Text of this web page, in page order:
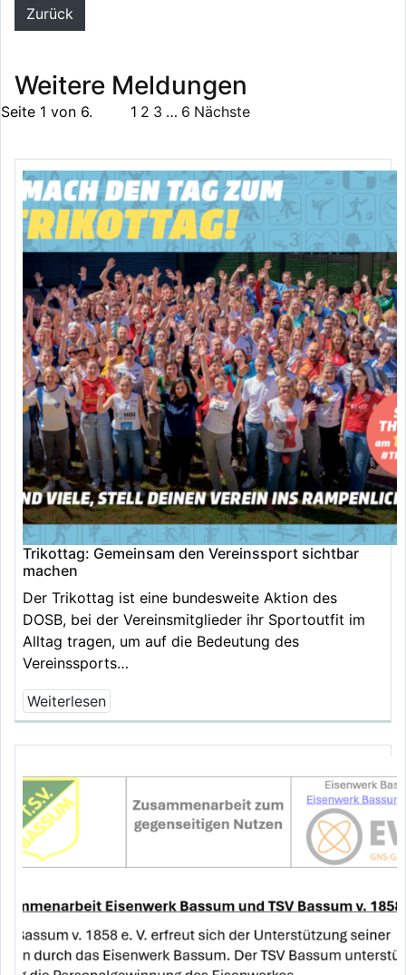
Zurück
Weitere Meldungen
Seite 1 von 6. 1 2 3 … 6 Nächste
Trikottag: Gemeinsam den Vereinssport sichtbar
machen
Der Trikottag ist eine bundesweite Aktion des
DOSB, bei der Vereinsmitglieder ihr Sportoutfit im
Alltag tragen, um auf die Bedeutung des
Vereinssports…
Weiterlesen